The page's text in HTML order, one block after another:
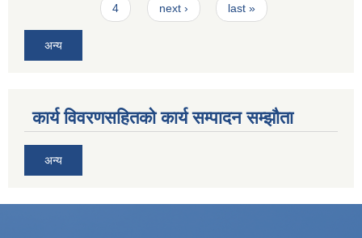
4 next › last »
अन्य
कार्य विवरणसहितको कार्य सम्पादन सम्झौता
अन्य